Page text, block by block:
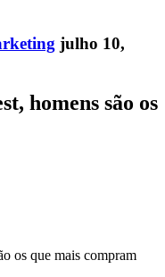
julho 10,
homens são os